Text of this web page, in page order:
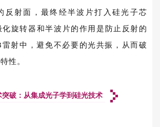
反射面，最终经半波片打入硅光子芯
化旋转器和半波片的作用是防止反射的
雷射中，避免不必要的光共振，从而破
性。
突破：从集成光子学到硅光技术